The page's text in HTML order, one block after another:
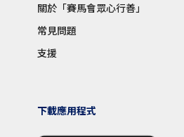
關於「賽馬會眾心行善」
常見問題
支援
下載應用程式